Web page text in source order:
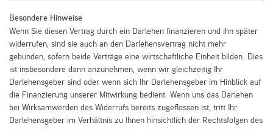
Besondere Hinweise
Wenn Sie diesen Vertrag durch ein Darlehen finanzieren und ihn später
widerrufen, sind sie auch an den Darlehensvertrag nicht mehr
gebunden, sofern beide Verträge eine wirtschaftliche Einheit bilden. Dies
ist insbesondere dann anzunehmen, wenn wir gleichzeitig Ihr
Darlehensgeber sind oder wenn sich Ihr Darlehensgeber im Hinblick auf
die Finanzierung unserer Mitwirkung bedient. Wenn uns das Darlehen
bei Wirksamwerden des Widerrufs bereits zugeflossen ist, tritt Ihr
Darlehensgeber im Verhältnis zu Ihnen hinsichtlich der Rechtsfolgen des